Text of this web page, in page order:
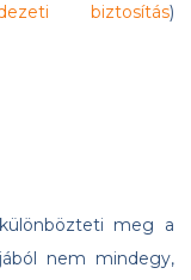
biztosítás)
meg a
nem mindegy,